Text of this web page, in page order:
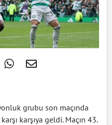
grubu son maçında
karşıya geldi. Maçın 43.